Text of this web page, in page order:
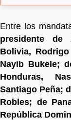
Entre los
presidente de
Bolivia,
Nayib Bukele;
Honduras,
Santiago Peña;
Robles; de
República